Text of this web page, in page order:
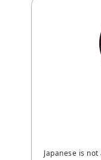
Japanese is